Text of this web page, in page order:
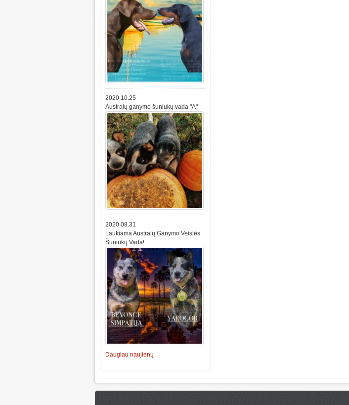
2020.10.25
Australų ganymo šuniukų vada "A"
2020.08.31
Laukiama Australų Ganymo Veislės
Šuniukų Vada!
Daugiau naujienų